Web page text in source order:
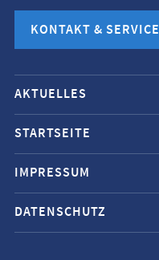
KONTAKT & SERVICE
Mobile-
Service-
Navigation
und
Social
Media
Kontakte
AKTUELLES
STARTSEITE
IMPRESSUM
DATENSCHUTZ